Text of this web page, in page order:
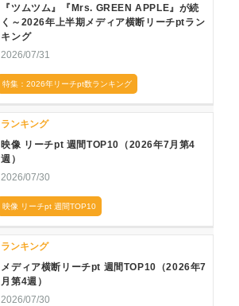
『ツムツム』『Mrs. GREEN APPLE』が続
く～2026年上半期メディア横断リーチptラン
キング
2026/07/31
特集：2026年リーチpt数ランキング
ランキング
映像 リーチpt 週間TOP10（2026年7月第4
週）
2026/07/30
映像 リーチpt 週間TOP10
ランキング
メディア横断リーチpt 週間TOP10（2026年7
月第4週）
2026/07/30